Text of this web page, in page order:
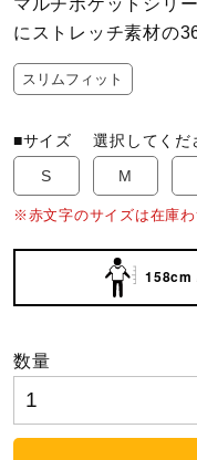
陸上競技
卓球
ソフトボー
柔道
にストレッチ素材の
スリムフィット
■サイズ選択してくだ
S
M
※赤文字のサイズは在庫
158cm
数量